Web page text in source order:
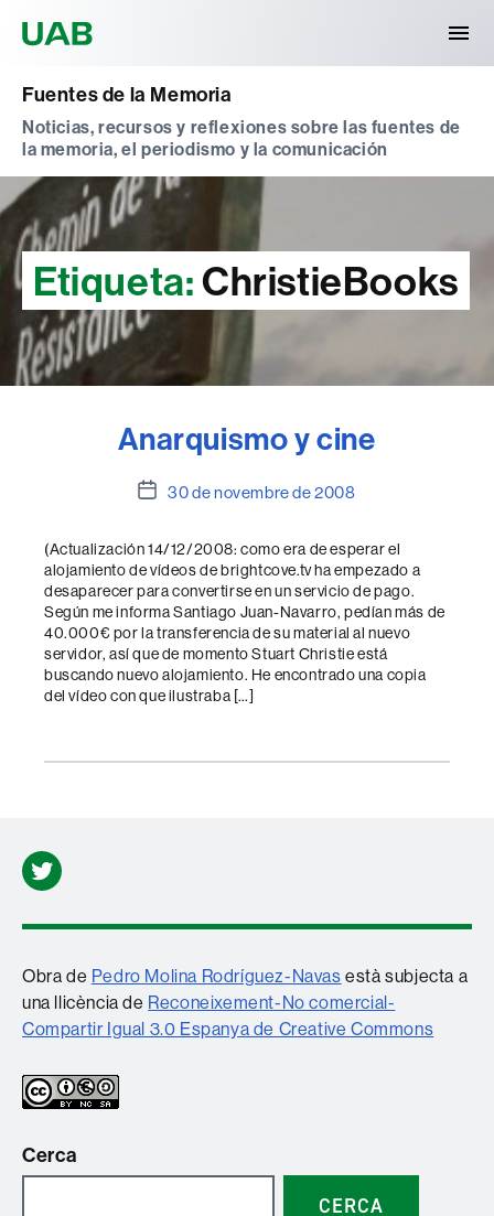
Fuentes de la Memoria
Noticias, recursos y reflexiones sobre las fuentes de
la memoria, el periodismo y la comunicación
Etiqueta:ChristieBooks
Anarquismo y cine
Data30 de novembre de 2008
(Actualización 14/12/2008: como era de esperar el
alojamiento de vídeos de brightcove.tv ha empezado a
desaparecer para convertirse en un servicio de pago.
Según me informa Santiago Juan-Navarro, pedían más de
40.000€ por la transferencia de su material al nuevo
servidor, así que de momento Stuart Christie está
buscando nuevo alojamiento. He encontrado una copia
del vídeo con que ilustraba […]
Twitter
Obra de Pedro Molina Rodríguez-Navas està subjecta a
una llicència de Reconeixement-No comercial-
Compartir Igual 3.0 Espanya de Creative Commons
Cerca
CERCA